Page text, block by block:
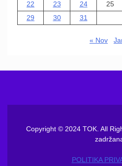
22
23 24 25
29
30 31
« Nov
Copyright © 2024 TOK. All
POLITIKA